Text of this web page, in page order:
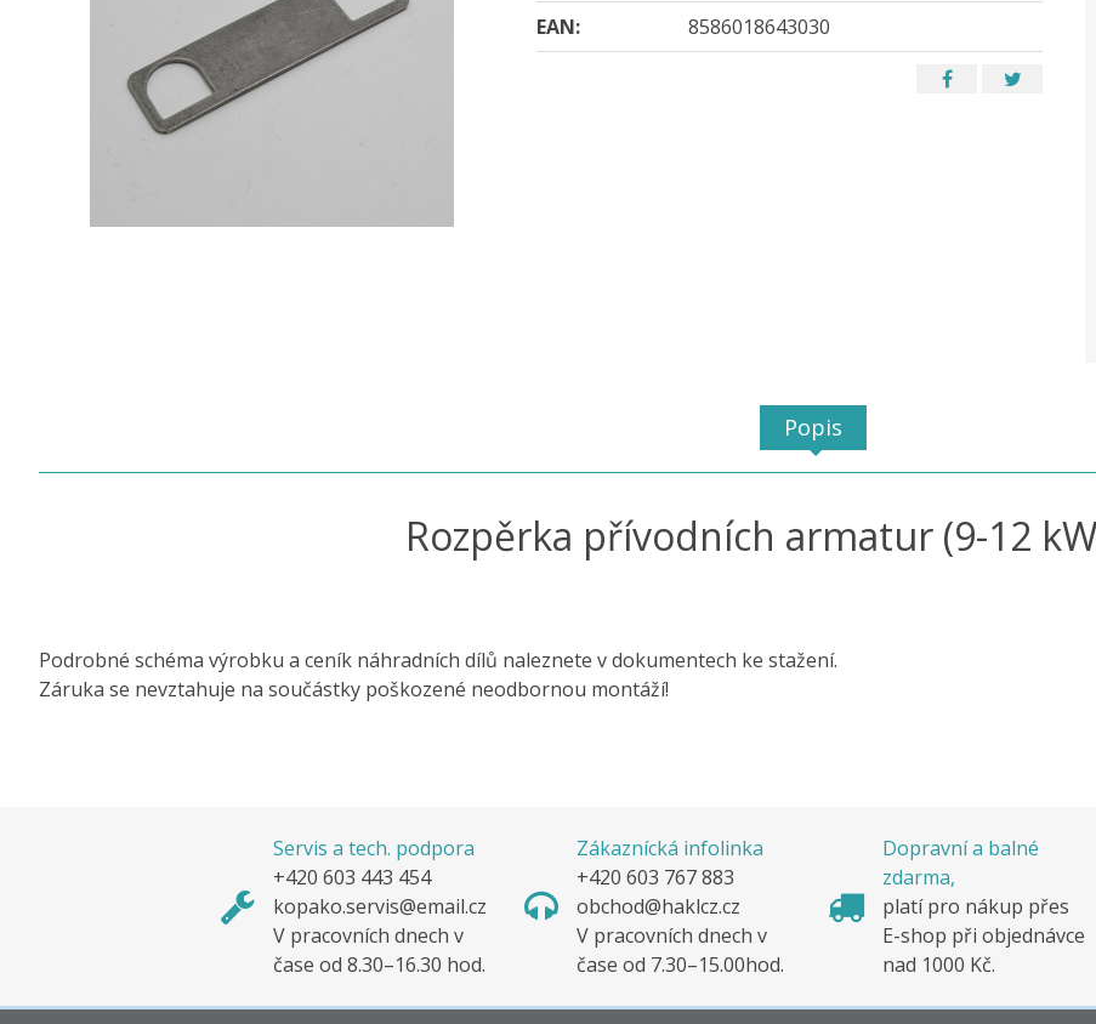
EAN:
8586018643030
Popis
Rozpěrka přívodních armatur (9-12
Podrobné schéma výrobku a ceník náhradních dílů naleznete v dokumentech ke stažení.
Záruka se nevztahuje na součástky poškozené neodbornou montáží!
Servis a tech. podpora
+420 603 443 454
kopako.servis@email.cz
V pracovních dnech v
čase od 8.30–16.30 hod.
Zákaznícká infolinka
+420 603 767 883
obchod@haklcz.cz
V pracovních dnech v
čase od 7.30–15.00hod.
Dopravní a balné
zdarma,
platí pro nákup přes
E-shop při objednávce
nad 1000 Kč.